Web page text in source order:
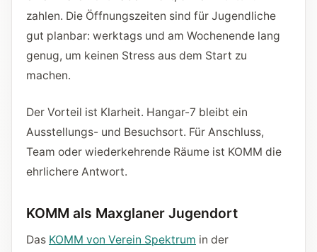
zahlen. Die Öffnungszeiten sind für Jugendliche
gut planbar: werktags und am Wochenende lang
genug, um keinen Stress aus dem Start zu
machen.
Der Vorteil ist Klarheit. Hangar-7 bleibt ein
Ausstellungs- und Besuchsort. Für Anschluss,
Team oder wiederkehrende Räume ist KOMM die
ehrlichere Antwort.
KOMM als Maxglaner Jugendort
Das KOMM von Verein Spektrum in der